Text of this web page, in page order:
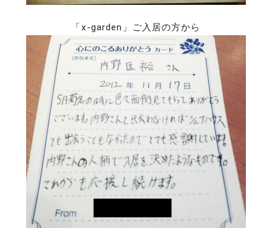
「x-garden」ご入居の方から